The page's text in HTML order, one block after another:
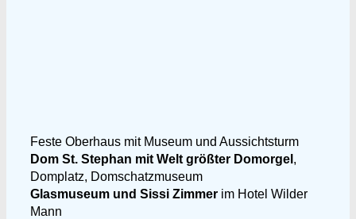
Feste Oberhaus mit Museum und Aussichtsturm
Dom St. Stephan mit Welt größter Domorgel ,
Domplatz, Domschatzmuseum
Glasmuseum und Sissi Zimmer im Hotel Wilder
Mann